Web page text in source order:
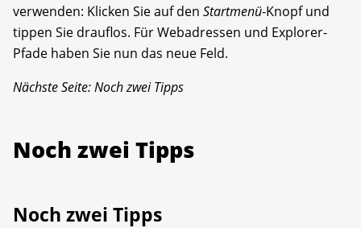
verwenden: Klicken Sie auf den Startmenü-Knopf und
tippen Sie drauflos. Für Webadressen und Explorer-
Pfade haben Sie nun das neue Feld.
Nächste Seite: Noch zwei Tipps
Noch zwei Tipps
Noch zwei Tipps